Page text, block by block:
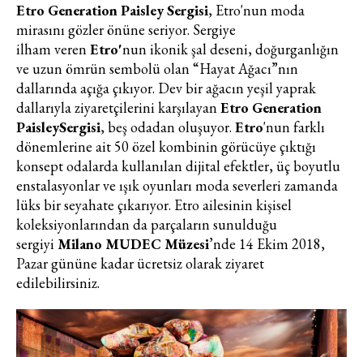
Etro Generation PaisleySergisi, Etro'nun moda
mirasını gözler önüne seriyor. Sergiye
ilham verenEtro'nun ikonik şal deseni, doğurganlığın
ve uzun ömrün sembolü olan “Hayat Ağacı”nın
dallarında açığa çıkıyor. Dev bir ağacın yeşil yaprak
dallarıyla ziyaretçilerini karşılayanEtro Generation
PaisleySergisi, beş odadan oluşuyor. Etro'nun farklı
dönemlerine ait 50 özel kombinin görücüye çıktığı
konsept odalarda kullanılan dijital efektler, üç boyutlu
enstalasyonlar ve ışık oyunları moda severleri zamanda
lüks bir seyahate çıkarıyor. Etro ailesinin kişisel
koleksiyonlarından da parçaların sunulduğu
sergiyi Milano MUDEC Müzesi’nde 14 Ekim 2018,
Pazar gününe kadar ücretsiz olarak ziyaret
edilebilirsiniz.